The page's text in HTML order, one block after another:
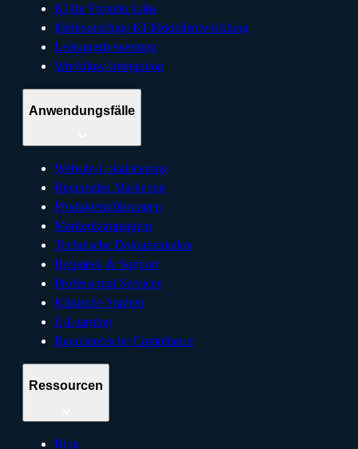
KI für Frontier Labs
Mehrsprachige KI-Modellentwicklung
Leistungsbewertung
Workflow-Integration
Anwendungsfälle
Website-Lokalisierung
Regionales Marketing
Produkteinführungen
Markenkampagnen
Technische Dokumentation
Helpdesk & Support
Professional Services
Klinische Studien
E-Learning
Regulatorische Compliance
Ressourcen
Blog